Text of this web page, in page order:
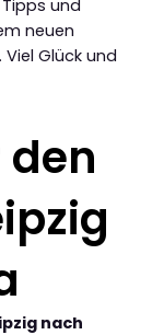
und
neuen
Glück und
nach